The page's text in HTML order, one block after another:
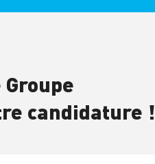
candidature !